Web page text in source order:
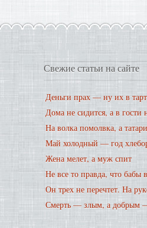
Свежие статьи на сайте
Деньги прах — ну их в
Дома не сидится, а в гости
На волка помолвка, а
Май холодный — год
Жена мелет, а муж спит
Не все то правда, что бабы
Он трех не перечтет. На
Смерть — злым, а добрым